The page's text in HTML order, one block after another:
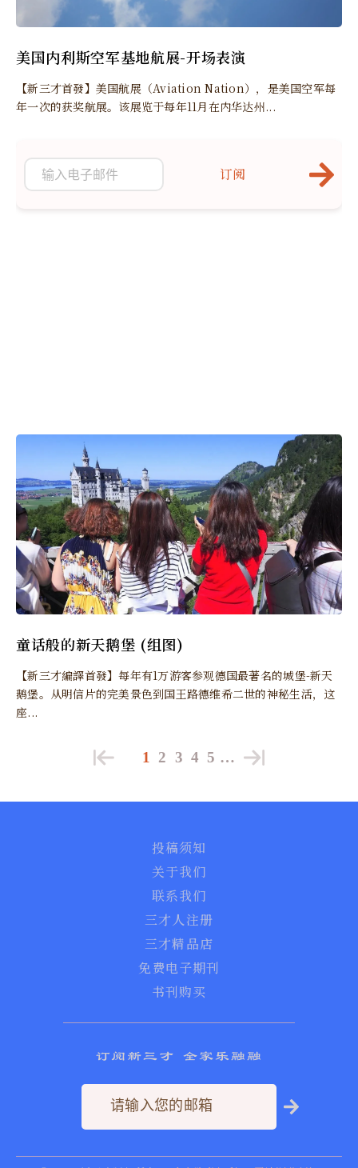
美国内利斯空军基地航展-开场表演
【新三才首發】美国航展（Aviation Nation），是美国空军每
年一次的获奖航展。该展览于每年11月在内华达州...
童话般的新天鹅堡 (组图)
【新三才編譯首發】每年有1万游客参观德国最著名的城堡-新天
鹅堡。从明信片的完美景色到国王路德维希二世的神秘生活，这
座...
订阅
1 2 3 4 5 …
投稿须知
关于我们
联系我们
三才人注册
三才精品店
免费电子期刊
书刊购买
订阅新三才 全家乐融融